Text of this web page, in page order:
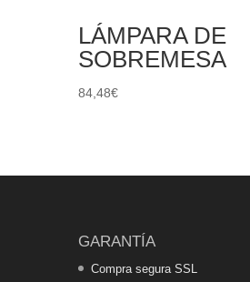
LÁMPARA DE
SOBREMESA
84,48€
GARANTÍA
Compra segura SSL